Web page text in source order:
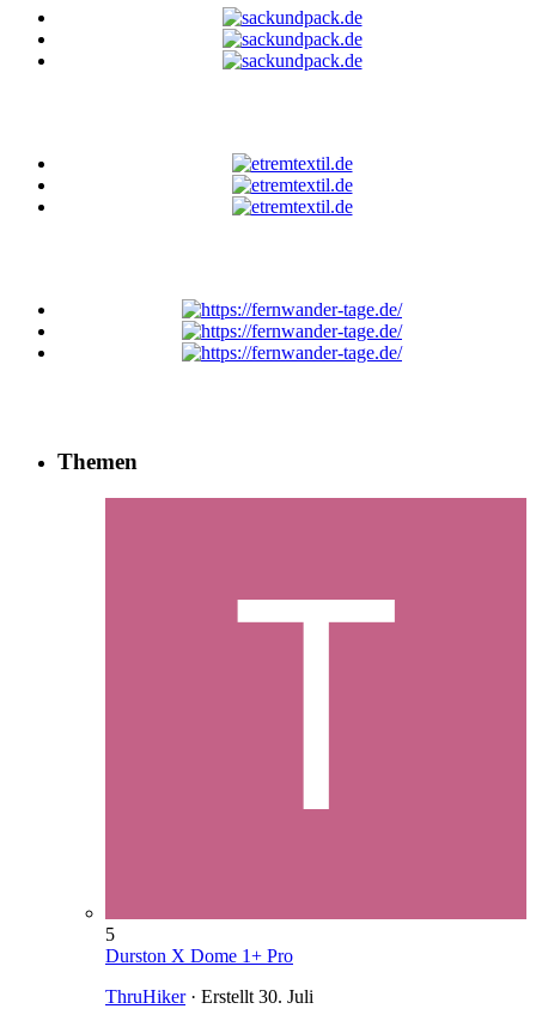
Themen
5
Durston X Dome 1+ Pro
ThruHiker· Erstellt 30. Juli